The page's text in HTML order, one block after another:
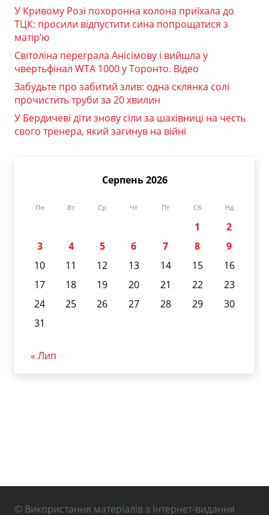
У Кривому Розі похоронна колона приїхала до
ТЦК: просили відпустити сина попрощатися з
матір’ю
Світоліна переграла Анісімову і вийшла у
чвертьфінал WTA 1000 у Торонто. Відео
Забудьте про забитий злив: одна склянка солі
прочистить труби за 20 хвилин
У Бердичеві діти знову сіли за шахівниці на честь
свого тренера, який загинув на війні
Серпень 2026
Пн Вт Ср Чт Пт Сб Нд
1
2
3
4 5 6 7 8
9
10
11 12 13 14 15
16
17
18 19 20 21 22
23
24
25 26 27 28 29
30
31
« Лип
© Використання матеріалів з інтернет-видання